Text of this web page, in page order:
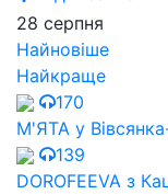
28 серпня
Найновіше
Найкраще
170
М'ЯТА у
139
DOROFEEVA з